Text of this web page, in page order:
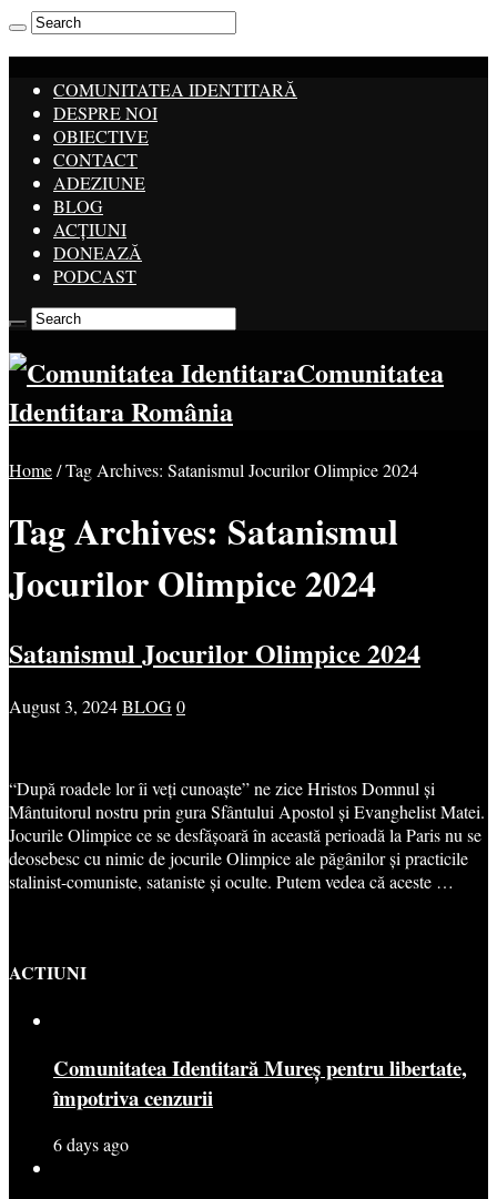
COMUNITATEA IDENTITARĂ
DESPRE NOI
OBIECTIVE
CONTACT
ADEZIUNE
BLOG
ACȚIUNI
DONEAZĂ
PODCAST
Comunitatea
Identitara România
Home/Tag Archives: Satanismul Jocurilor Olimpice 2024
Tag Archives: Satanismul
Jocurilor Olimpice 2024
Satanismul Jocurilor Olimpice 2024
August 3, 2024BLOG0
“După roadele lor îi veți cunoaște” ne zice Hristos Domnul și
Mântuitorul nostru prin gura Sfântului Apostol și Evanghelist Matei.
Jocurile Olimpice ce se desfășoară în această perioadă la Paris nu se
deosebesc cu nimic de jocurile Olimpice ale păgânilor și practicile
stalinist-comuniste, sataniste și oculte. Putem vedea că aceste …
ACTIUNI
Comunitatea Identitară Mureș pentru libertate,
împotriva cenzurii
6 days ago